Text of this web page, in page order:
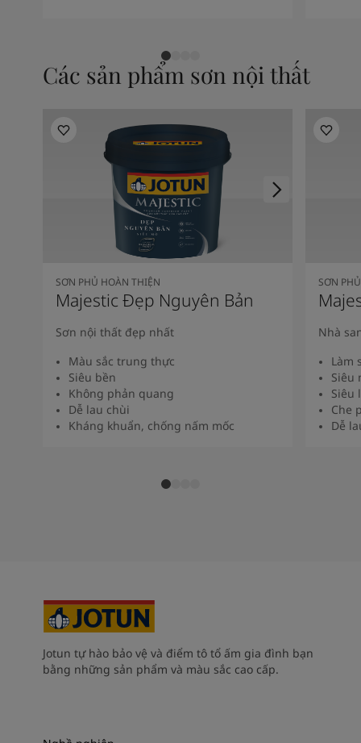
Các sản phẩm sơn nội thất
SƠN PHỦ HOÀN THIỆN
Majestic Đẹp Nguyên Bản
Sơn nội thất đẹp nhất
Màu sắc trung thực
Siêu bền
Không phản quang
Dễ lau chùi
Kháng khuẩn, chống nấm mốc
SƠN
Nhà
Làm
Siêu
Siêu
Che
Dễ
Jotun tự hào bảo vệ và điểm tô tổ ấm gia đình bạn
bằng những sản phẩm và màu sắc cao cấp.